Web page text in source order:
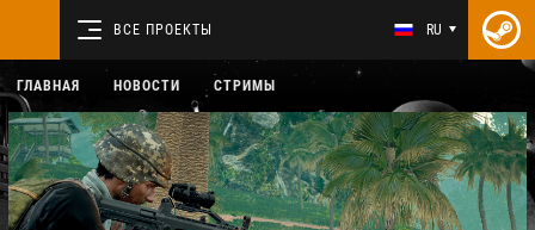
ВСЕ ПРОЕКТЫ RU
ГЛАВНАЯ НОВОСТИ СТРИМЫ